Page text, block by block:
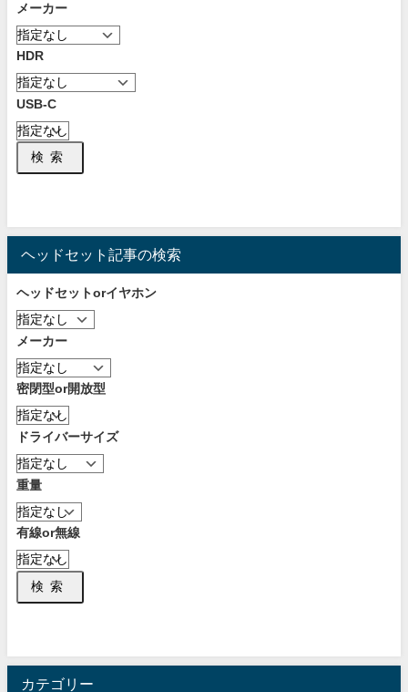
メーカー
HDR
USB-C
検索
ヘッドセット記事の検索
ヘッドセットorイヤホン
メーカー
密閉型or開放型
ドライバーサイズ
重量
有線or無線
検索
カテゴリー